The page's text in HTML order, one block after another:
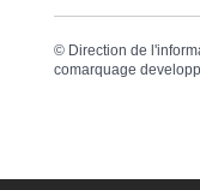
© Direction de
comarquage